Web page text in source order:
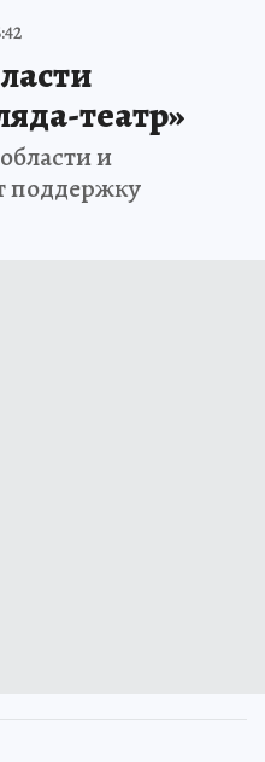
театр»
и
поддержку